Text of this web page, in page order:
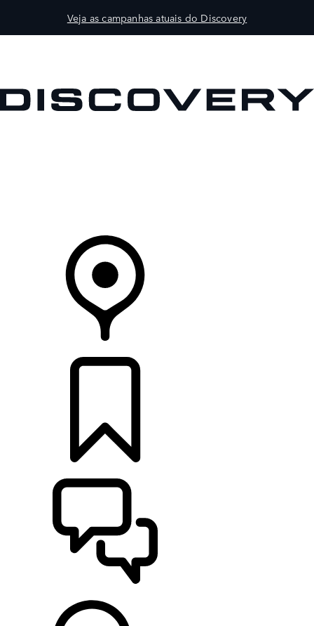
Veja as campanhas atuais do Discovery